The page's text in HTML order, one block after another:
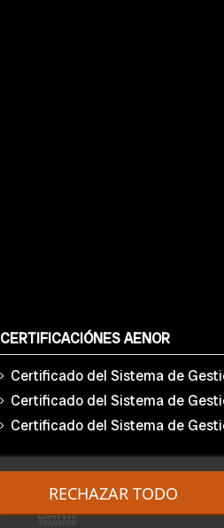
RECHAZAR TODO
CERTIFICACIÓNES AENOR
Certificado del Sistema de
Certificado del Sistema de
Certificado del Sistema de